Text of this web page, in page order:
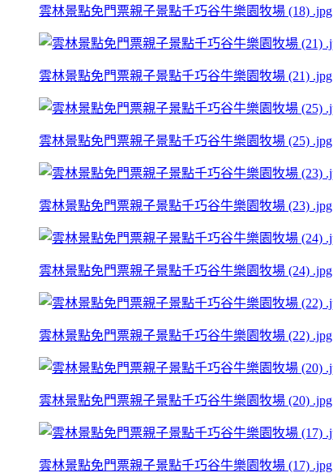
雲林景點免門票親子景點千巧谷牛樂園牧場 (18) .jpg
雲林景點免門票親子景點千巧谷牛樂園牧場 (21) .jpg
雲林景點免門票親子景點千巧谷牛樂園牧場 (25) .jpg
雲林景點免門票親子景點千巧谷牛樂園牧場 (23) .jpg
雲林景點免門票親子景點千巧谷牛樂園牧場 (24) .jpg
雲林景點免門票親子景點千巧谷牛樂園牧場 (22) .jpg
雲林景點免門票親子景點千巧谷牛樂園牧場 (20) .jpg
雲林景點免門票親子景點千巧谷牛樂園牧場 (17) .jpg